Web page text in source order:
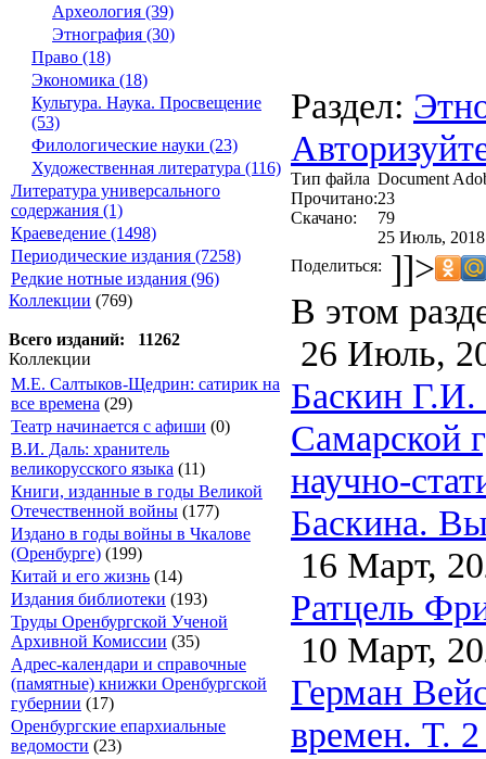
Археология (39)
Этнография (30)
Право (18)
Экономика (18)
Культура. Наука. Просвещение
(53)
Филологические науки (23)
Художественная литература (116)
Литература универсального
содержания (1)
Краеведение (1498)
Периодические издания (7258)
Редкие нотные издания (96)
Коллекции (769)
Всего изданий: 11262
Коллекции
М.Е. Салтыков-Щедрин: сатирик на
все времена (29)
Театр начинается с афиши (0)
В.И. Даль: хранитель
великорусского языка (11)
Книги, изданные в годы Великой
Отечественной войны (177)
Издано в годы войны в Чкалове
(Оренбурге) (199)
Китай и его жизнь (14)
Издания библиотеки (193)
Труды Оренбургской Ученой
Архивной Комиссии (35)
Адрес-календари и справочные
(памятные) книжки Оренбургской
губернии (17)
Оренбургские епархиальные
ведомости (23)
Раздел:
Тип файла Document
Прочитано:23
Скачано:
79
25 Июль,
Поделиться: ]]>
В этом
26 Июль,
Баскин Г.И.
Самарской
научно-
Баскина.
16 Март,
Ратцель
10 Март,
Герман
времен. Т.